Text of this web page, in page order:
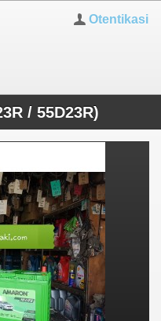
Otentikasi
/ 55D23R)